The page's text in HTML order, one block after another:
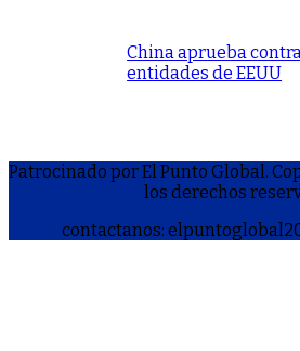
China aprueba
entidades de EEUU
Patrocinado por El Punto Global.
los derechos
contactanos: